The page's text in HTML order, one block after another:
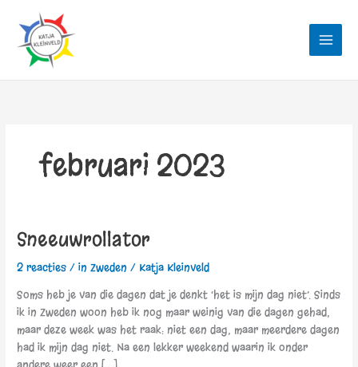
naar
inhoud
februari 2023
Sneeuwrollator
2 reacties /in Zweden / Katja Kleinveld
Soms heb je van die dagen dat je denkt ‘het is mijn dag niet’. Sinds
ik in Zweden woon heb ik nog maar weinig van die dagen gehad,
maar deze week was het raak: niet een dag, maar meerdere dagen
had ik mijn dag niet. Na een lekker weekend waarin ik onder
Sneeuwrollator